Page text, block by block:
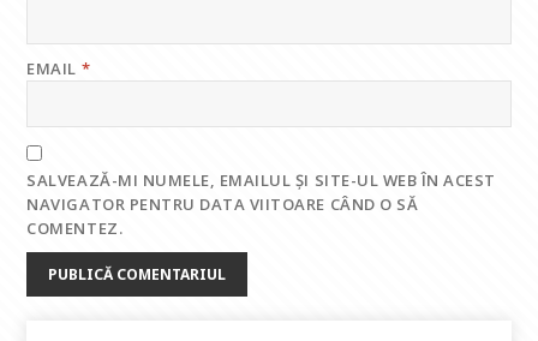
EMAIL *
SALVEAZĂ-MI NUMELE, EMAILUL ȘI SITE-UL WEB ÎN ACEST
NAVIGATOR PENTRU DATA VIITOARE CÂND O SĂ
COMENTEZ.